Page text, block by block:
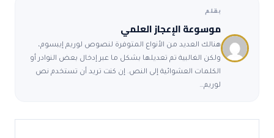
بقلم
موسوعة الإعجاز العلمي
هنالك العديد من الأنواع المتوفرة لنصوص لوريم إيبسوم،
ولكن الغالبية تم تعديلها بشكل ما عبر إدخال بعض النوادر أو
الكلمات العشوائية إلى النص. إن كنت تريد أن تستخدم نص
لوريم…